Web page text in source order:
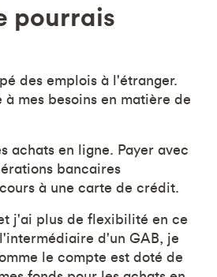
pourrais
des emplois à l'étranger.
mes besoins en matière de
achats en ligne. Payer avec
bancaires
à une carte de crédit.
j'ai plus de flexibilité en ce
d'un GAB, je
le compte est doté de